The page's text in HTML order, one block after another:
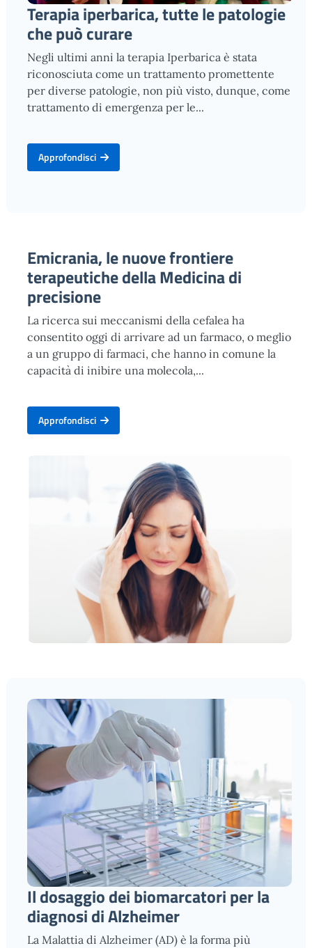
Terapia iperbarica, tutte le patologie
che può curare
Negli ultimi anni la terapia Iperbarica è stata
riconosciuta come un trattamento promettente
per diverse patologie, non più visto, dunque, come
trattamento di emergenza per le...
Approfondisci
Emicrania, le nuove frontiere
terapeutiche della Medicina di
precisione
La ricerca sui meccanismi della cefalea ha
consentito oggi di arrivare ad un farmaco, o meglio
a un gruppo di farmaci, che hanno in comune la
capacità di inibire una molecola,...
Approfondisci
Il dosaggio dei biomarcatori per la
diagnosi di Alzheimer
La Malattia di Alzheimer (AD) è la forma più